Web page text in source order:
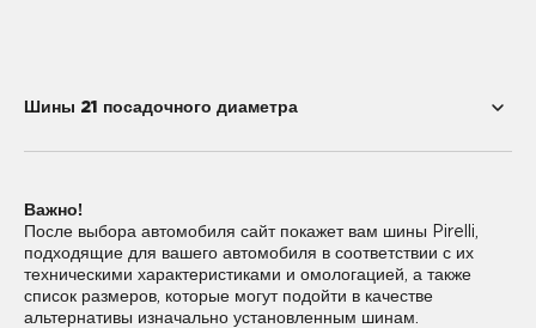
Шины 21 посадочного диаметра
245/45R21
255/35R21 255/40R21
255/50R21 265/30R21
Важно!
После выбора автомобиля сайт покажет вам шины Pirelli,
подходящие для вашего автомобиля в соответствии с их
техническими характеристиками и омологацией, а также
список размеров, которые могут подойти в качестве
альтернативы изначально установленным шинам.